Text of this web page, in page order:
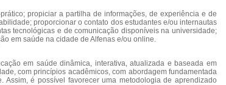
propiciar a partilha de informações, de experiência e de
proporcionar o contato dos estudantes e/ou internautas
tecnológicas e de comunicação disponíveis na universidade;
em saúde na cidade de Alfenas e/ou online.
em saúde dinâmica, interativa, atualizada e baseada em
com princípios acadêmicos, com abordagem fundamentada
é possível favorecer uma metodologia de aprendizado